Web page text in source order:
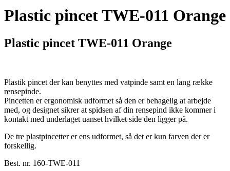
Plastic pincet TWE-011 Orange
Plastic pincet TWE-011 Orange
Plastik pincet der kan benyttes med vatpinde samt en lang række
rensepinde.
Pincetten er ergonomisk udformet så den er behagelig at arbejde
med, og designet sikrer at spidsen af din rensepind ikke kommer i
kontakt med underlaget uanset hvilket side den ligger på.
De tre plastpincetter er ens udformet, så det er kun farven der er
forskellig.
Best. nr. 160-TWE-011